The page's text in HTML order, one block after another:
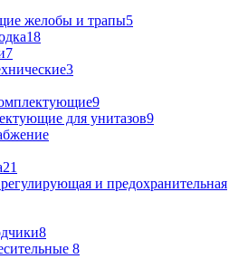
желобы и трапы5
18
7
3
9
для унитазов9
21
и предохранительная
8
8